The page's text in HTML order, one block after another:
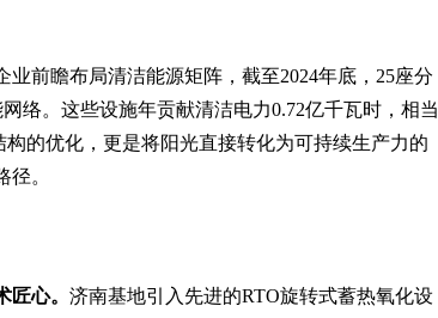
业前瞻布局清洁能源矩阵，截至2024年底，25座分
络。这些设施年贡献清洁电力0.72亿千瓦时，相当
的优化，更是将阳光直接转化为可持续生产力的
。
心。 济南基地引入先进的RTO旋转式蓄热氧化设